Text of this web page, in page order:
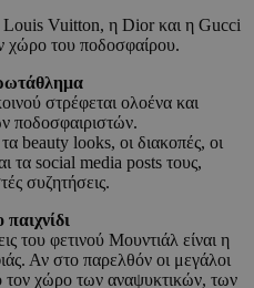
Louis Vuitton, η Dior και η Gucci
χώρο του ποδοσφαίρου.
στρέφεται ολοένα και
ποδοσφαιριστών.
beauty looks, οι διακοπές, οι
τα social media posts τους,
συζητήσεις.
του φετινού Μουντιάλ είναι η
Αν στο παρελθόν οι μεγάλοι
τον χώρο των αναψυκτικών, των